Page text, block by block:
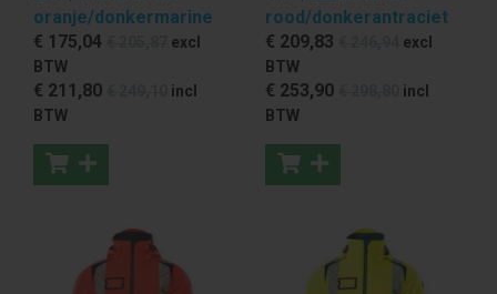
oranje/donkermarine
€ 175,04
excl
BTW
€ 211 ,80
incl
BTW
rood/donkerantraciet
€ 209,83
excl
BTW
€ 253,90
incl
BTW